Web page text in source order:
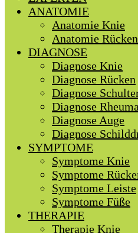
ANATOMIE
Anatomie Knie
Anatomie Rücken
DIAGNOSE
Diagnose Knie
Diagnose Rücken
Diagnose
Diagnose Rheuma
Diagnose Auge
Diagnose
SYMPTOME
Symptome Knie
Symptome
Symptome Leiste
Symptome Füße
THERAPIE
Therapie Knie